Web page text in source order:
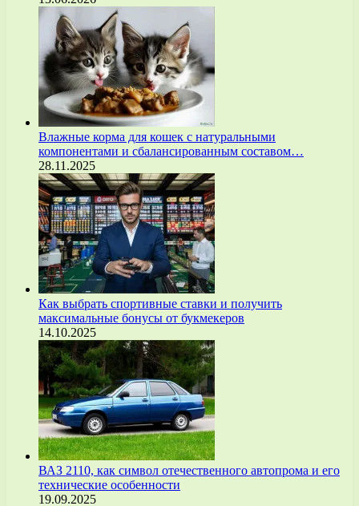
Влажные корма для кошек с натуральными
компонентами и сбалансированным составом…
28.11.2025
Как выбрать спортивные ставки и получить
максимальные бонусы от букмекеров
14.10.2025
ВАЗ 2110, как символ отечественного автопрома и его
технические особенности
19.09.2025